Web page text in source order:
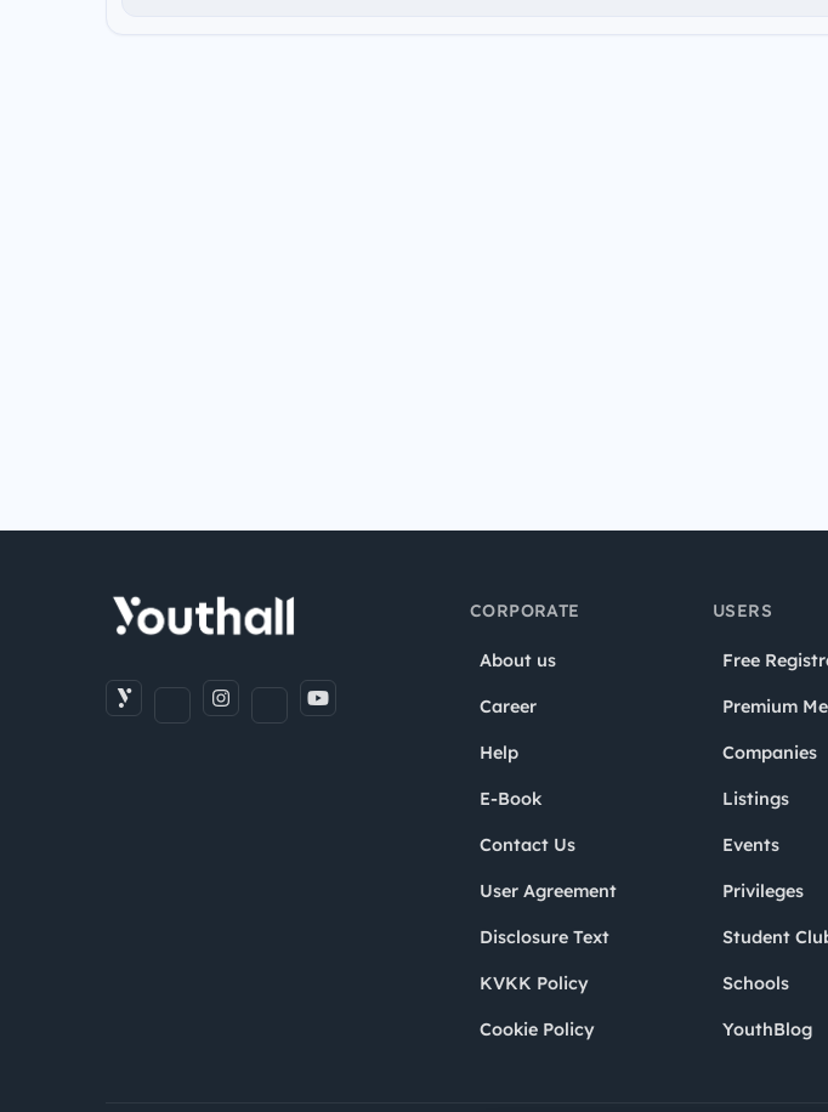
CORPORATE
About us
Career
Help
E-Book
Contact Us
User Agreement
Disclosure Text
KVKK Policy
Cookie Policy
USERS
Free
Premium
Companies
Listings
Events
Privileges
Student
Schools
YouthBlog